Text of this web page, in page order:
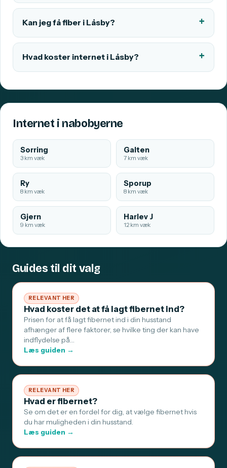
Kan jeg få fiber i Låsby?
Hvad koster internet i Låsby?
Internet i nabobyerne
Sorring
3 km væk
Galten
7 km væk
Ry
8 km væk
Sporup
8 km væk
Gjern
9 km væk
Harlev J
12 km væk
Guides til dit valg
RELEVANT HER
Hvad koster det at få lagt fibernet ind?
Prisen for at få lagt fibernet ind i din husstand
afhænger af flere faktorer, se hvilke ting der kan have
indflydelse på…
Læs guiden →
RELEVANT HER
Hvad er fibernet?
Se om det er en fordel for dig, at vælge fibernet hvis
du har muligheden i din husstand.
Læs guiden →